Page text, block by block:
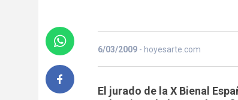
6/03/2009 - hoyesarte.com
El jurado de la X Bienal